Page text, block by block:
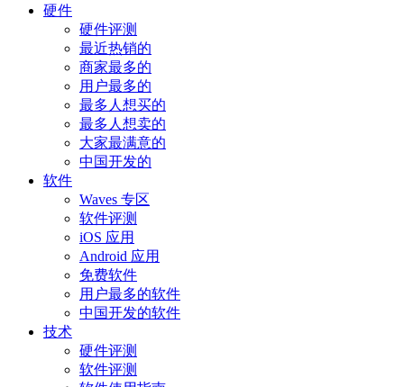
硬件
硬件评测
最近热销的
商家最多的
用户最多的
最多人想买的
最多人想卖的
大家最满意的
中国开发的
软件
Waves 专区
软件评测
iOS 应用
Android 应用
免费软件
用户最多的软件
中国开发的软件
技术
硬件评测
软件评测